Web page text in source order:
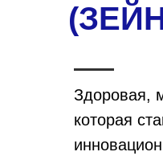
Здоровая,
которая